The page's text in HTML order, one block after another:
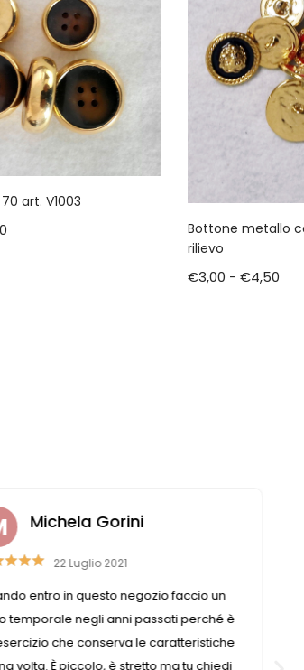
art. V1003
Bottone metallo
rilievo
€3,00 - €4,50
Michela Gorini
22 Luglio 2021
entro in questo negozio faccio un
temporale negli anni passati perché è
che conserva le caratteristiche
volta. È piccolo, è stretto ma tu chiedi